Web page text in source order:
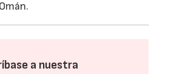
a nuestra